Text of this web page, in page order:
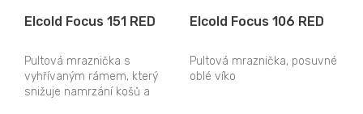
Elcold Focus 151 RED
Pultová mraznička s
vyhřívaným rámem, který
snižuje namrzání košů a
Elcold Focus 106 RED
Pultová mraznička, posuvné
oblé víko